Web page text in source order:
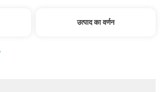
उत्पाद का वर्णन